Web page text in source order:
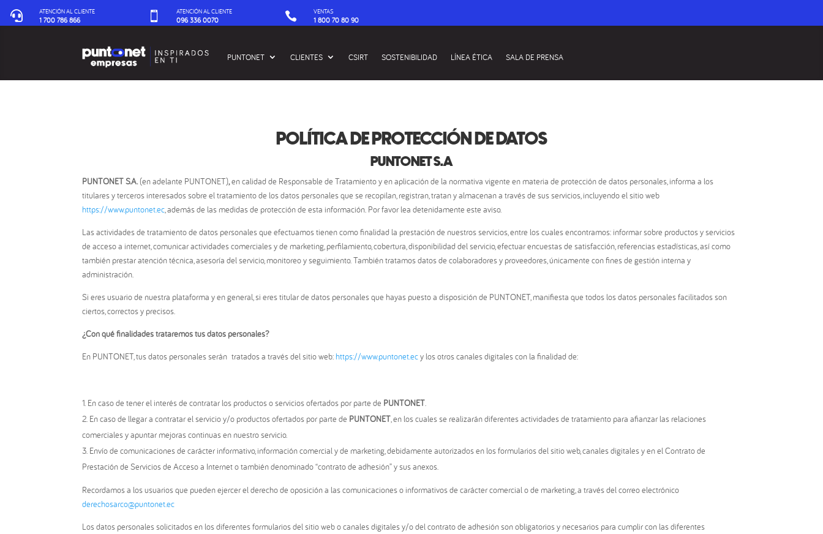
 ATENCIÓN AL CLIENTE
1 700 786 866  ATENCIÓN AL CLIENTE
096 336 0070‬  VENTAS
1 800 70 80 90
PUNTONET CLIENTES CSIRT SOSTENIBILIDAD LÍNEA ÉTICA SALA DE PRENSA
POLÍTICA DE PROTECCIÓN DE DATOS
PUNTONET S.A
PUNTONET S.A.(en adelante PUNTONET),en calidad de Responsable de Tratamiento y en aplicación de la normativa vigente en materia de protección de datos personales, informa a los
titulares y terceros interesados sobre el tratamiento de los datos personales que se recopilan, registran, tratan y almacenan a través de sus servicios, incluyendo el sitio web
https://www.puntonet.ec, además de las medidas de protección de esta información. Por favor lea detenidamente este aviso.
Las actividades de tratamiento de datos personales que efectuamos tienen como finalidad la prestación de nuestros servicios, entre los cuales encontramos: informar sobre productos y servicios
de acceso a internet, comunicar actividades comerciales y de marketing, perfilamiento, cobertura, disponibilidad del servicio, efectuar encuestas de satisfacción, referencias estadísticas, así como
también prestar atención técnica, asesoría del servicio, monitoreo y seguimiento. También tratamos datos de colaboradores y proveedores, únicamente con fines de gestión interna y
administración.
Si eres usuario de nuestra plataforma y en general, si eres titular de datos personales que hayas puesto a disposición de PUNTONET, manifiesta que todos los datos personales facilitados son
ciertos, correctos y precisos.
¿Con qué finalidades trataremos tus datos personales?
En PUNTONET, tus datos personales serán tratados a través del sitio web: https://www.puntonet.ecy los otros canales digitales con la finalidad de:
En caso de tener el interés de contratar los productos o servicios ofertados por parte de PUNTONET.
En caso de llegar a contratar el servicio y/o productos ofertados por parte de PUNTONET, en los cuales se realizarán diferentes actividades de tratamiento para afianzar las relaciones
comerciales y apuntar mejoras continuas en nuestro servicio.
Envío de comunicaciones de carácter informativo, información comercial y de marketing, debidamente autorizados en los formularios del sitio web, canales digitales y en el Contrato de
Prestación de Servicios de Acceso a Internet o también denominado “contrato de adhesión” y sus anexos.
Recordamos a los usuarios que pueden ejercer el derecho de oposición a las comunicaciones o informativos de carácter comercial o de marketing, a través del correo electrónico
derechosarco@puntonet.ec
Los datos personales solicitados en los diferentes formularios del sitio web o canales digitales y/o del contrato de adhesión son obligatorios y necesarios para cumplir con las diferentes